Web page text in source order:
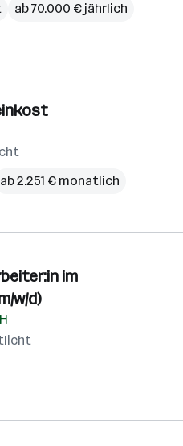
ab 70.000 € jährlich
ab 2.251 € monatlich
im
w/d)